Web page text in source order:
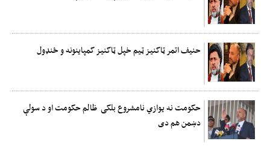
حنیف اتمر ټاکنیز ټیم خپل ټاکنیز کمپاینونه و ځنډول
حکومت نه یوازي نامشروع بلکی ظالم حکومت او د سولې
دښمن هم دی